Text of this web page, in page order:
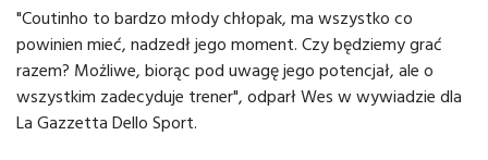
"Coutinho to bardzo młody chłopak, ma wszystko co
powinien mieć, nadzedł jego moment. Czy będziemy grać
razem? Możliwe, biorąc pod uwagę jego potencjał, ale o
wszystkim zadecyduje trener", odparł Wes w wywiadzie dla
La Gazzetta Dello Sport.